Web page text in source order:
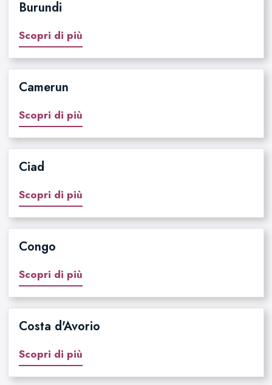
Burundi
Scopri di più
Camerun
Scopri di più
Ciad
Scopri di più
Congo
Scopri di più
Costa d'Avorio
Scopri di più